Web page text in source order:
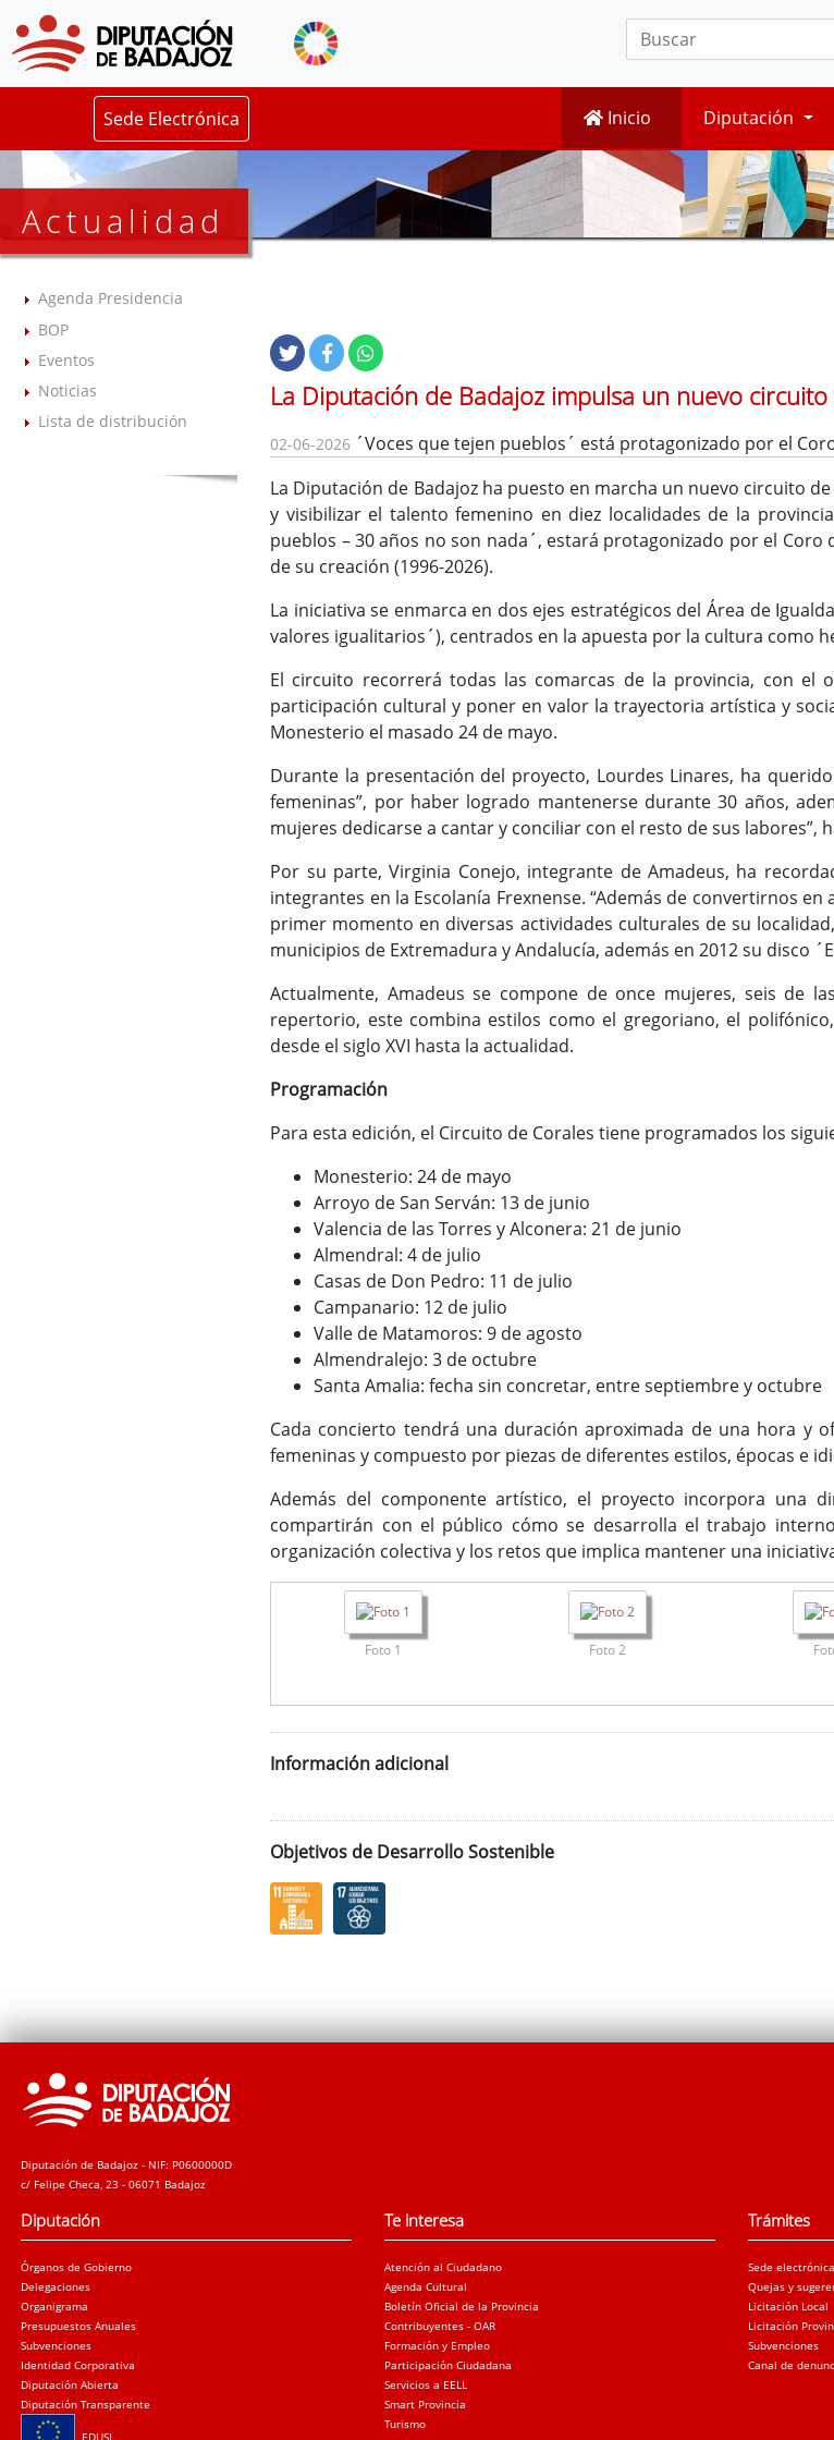
Sede Electrónica Inicio Diputación
Actualidad
Agenda Presidencia
BOP
Eventos
Noticias
Lista de distribución
La Diputación de Badajoz impulsa un nuevo
02-06-2026 ´Voces que tejen pueblos´ está protagonizado por el
La Diputación de Badajoz ha puesto en marcha un nuevo circuito
y visibilizar el talento femenino en diez localidades de la
pueblos – 30 años no son nada´, estará protagonizado por el
de su creación (1996-2026).
La iniciativa se enmarca en dos ejes estratégicos del Área de
valores igualitarios´), centrados en la apuesta por la cultura como
El circuito recorrerá todas las comarcas de la provincia, con
participación cultural y poner en valor la trayectoria artística y
Monesterio el masado 24 de mayo.
Durante la presentación del proyecto, Lourdes Linares, ha
femeninas”, por haber logrado mantenerse durante 30 años,
mujeres dedicarse a cantar y conciliar con el resto de sus labores”,
Por su parte, Virginia Conejo, integrante de Amadeus, ha
integrantes en la Escolanía Frexnense. “Además de convertirnos
primer momento en diversas actividades culturales de su
municipios de Extremadura y Andalucía, además en 2012 su disco
Actualmente, Amadeus se compone de once mujeres, seis de
repertorio, este combina estilos como el gregoriano, el
desde el siglo XVI hasta la actualidad.
Programación
Para esta edición, el Circuito de Corales tiene programados los
Monesterio: 24 de mayo
Arroyo de San Serván: 13 de junio
Valencia de las Torres y Alconera: 21 de junio
Almendral: 4 de julio
Casas de Don Pedro: 11 de julio
Campanario: 12 de julio
Valle de Matamoros: 9 de agosto
Almendralejo: 3 de octubre
Santa Amalia: fecha sin concretar, entre septiembre y octubre
Cada concierto tendrá una duración aproximada de una hora y
femeninas y compuesto por piezas de diferentes estilos, épocas e
Además del componente artístico, el proyecto incorpora una
compartirán con el público cómo se desarrolla el trabajo
organización colectiva y los retos que implica mantener una
Foto 1 Foto 2
Información adicional
Objetivos de Desarrollo Sostenible
Diputación de Badajoz - NIF: P0600000D
c/ Felipe Checa, 23 - 06071 Badajoz
Diputación
Órganos de Gobierno
Delegaciones
Organigrama
Presupuestos Anuales
Subvenciones
Identidad Corporativa
Diputación Abierta
Diputación Transparente
EDUSI
Te interesa
Atención al Ciudadano
Agenda Cultural
Boletín Oficial de la Provincia
Contribuyentes - OAR
Formación y Empleo
Participación Ciudadana
Servicios a EELL
Smart Provincia
Turismo
Trámites
Sede electrónica
Quejas y
Licitación Local
Licitación
Subvenciones
Canal de